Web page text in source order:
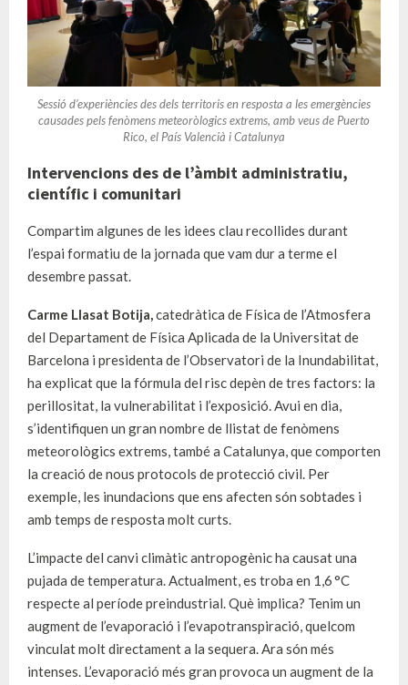
Sessió d’experiències des dels territoris en resposta a les emergències
causades pels fenòmens meteoròlogics extrems, amb veus de Puerto
Rico, el País Valencià i Catalunya
Intervencions des de l’àmbit administratiu,
científic i comunitari
Compartim algunes de les idees clau recollides durant
l’espai formatiu de la jornada que vam dur a terme el
desembre passat.
Carme Llasat Botija,catedràtica de Física de l’Atmosfera
del Departament de Física Aplicada de la Universitat de
Barcelona i presidenta de l’Observatori de la Inundabilitat,
ha explicat que la fórmula del risc depèn de tres factors: la
perillositat, la vulnerabilitat i l’exposició. Avui en dia,
s’identifiquen un gran nombre de llistat de fenòmens
meteorològics extrems, també a Catalunya, que comporten
la creació de nous protocols de protecció civil. Per
exemple, les inundacions que ens afecten són sobtades i
amb temps de resposta molt curts.
L’impacte del canvi climàtic antropogènic ha causat una
pujada de temperatura. Actualment, es troba en 1,6 °C
respecte al període preindustrial. Què implica? Tenim un
augment de l’evaporació i l’evapotranspiració, quelcom
vinculat molt directament a la sequera. Ara són més
intenses. L’evaporació més gran provoca un augment de la